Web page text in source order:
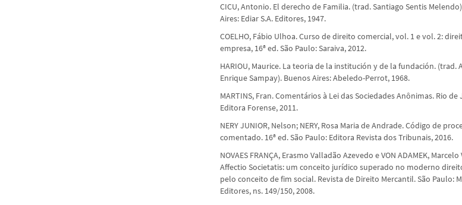
CICU, Antonio. El derecho de Familia. (trad. Santiago Sentis
Aires: Ediar S.A. Editores, 1947.
COELHO, Fábio Ulhoa. Curso de direito comercial, vol. 1 e vol. 2:
empresa, 16ª ed. São Paulo: Saraiva, 2012.
HARIOU, Maurice. La teoria de la institución y de la fundación. (trad.
Enrique Sampay). Buenos Aires: Abeledo-Perrot, 1968.
MARTINS, Fran. Comentários à Lei das Sociedades Anônimas. Rio de
Editora Forense, 2011.
NERY JUNIOR, Nelson; NERY, Rosa Maria de Andrade. Código de
comentado. 16ª ed. São Paulo: Editora Revista dos Tribunais, 2016.
NOVAES FRANÇA, Erasmo Valladão Azevedo e VON ADAMEK, Marcelo
Affectio Societatis: um conceito jurídico superado no moderno
pelo conceito de fim social. Revista de Direito Mercantil. São Paulo:
Editores, ns. 149/150, 2008.